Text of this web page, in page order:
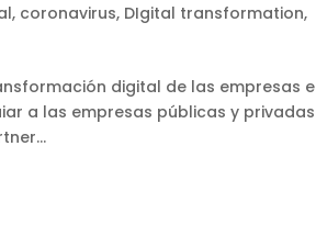
, coronavirus, DIgital transformation,
digital de las empresas
a las empresas públicas y privadas